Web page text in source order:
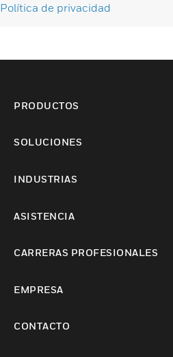
Política de privacidad
PRODUCTOS
SOLUCIONES
INDUSTRIAS
ASISTENCIA
CARRERAS PROFESIONALES
EMPRESA
CONTACTO